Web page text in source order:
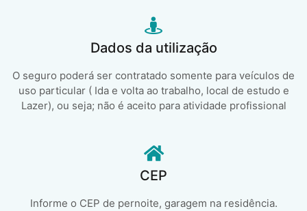
Dados da utilização
O seguro poderá ser contratado somente para veículos de
uso particular ( Ida e volta ao trabalho, local de estudo e
Lazer), ou seja; não é aceito para atividade profissional
CEP
Informe o CEP de pernoite, garagem na residência.